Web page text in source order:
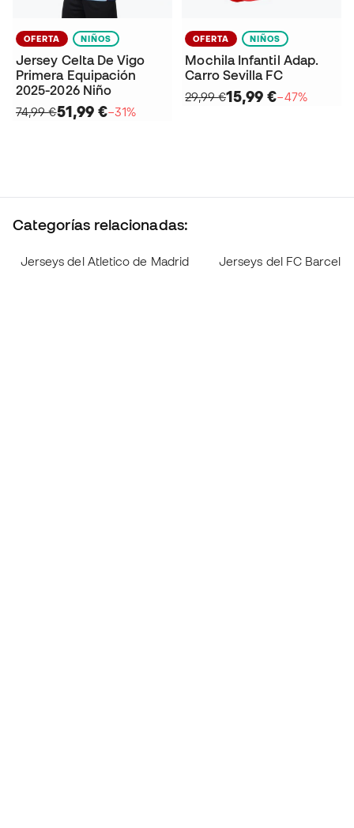
OFERTA NIÑOS
Jersey Celta De Vigo
Primera Equipación
2025-2026 Niño
74,99 €51,99 €−31%
OFERTA NIÑOS
Mochila Infantil Adap.
Carro Sevilla FC
29,99 €15,99 €−47%
Categorías relacionadas:
Jerseys del Atletico de Madrid Jerseys del FC